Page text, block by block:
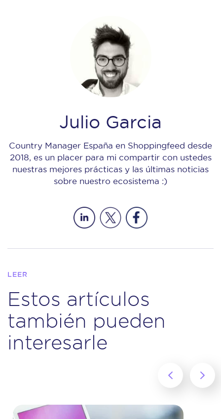
Julio Garcia
Country Manager España en Shoppingfeed desde
2018, es un placer para mi compartir con ustedes
nuestras mejores prácticas y las últimas noticias
sobre nuestro ecosistema :)
LEER
Estos artículos
también pueden
interesarle